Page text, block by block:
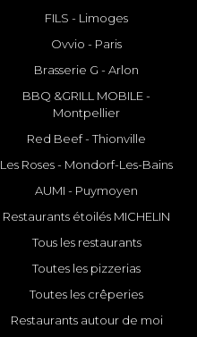
FILS - Limoges
Ovvio - Paris
Brasserie G - Arlon
BBQ &GRILL MOBILE -
Montpellier
Red Beef - Thionville
Les Roses - Mondorf-Les-Bains
AUMI - Puymoyen
Restaurants étoilés MICHELIN
Tous les restaurants
Toutes les pizzerias
Toutes les crêperies
Restaurants autour de moi